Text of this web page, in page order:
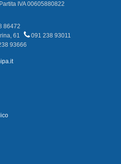
IVA 00605880822
86472
61
091 238 93011
93666